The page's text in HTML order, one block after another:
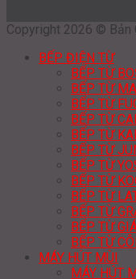
Copyright 2026 © Bản
BẾP ĐIỆN TỪ
BẾP TỪ
BẾP TỪ
BẾP TỪ
BẾP TỪ
BẾP TỪ
BẾP TỪ
BẾP TỪ
BẾP TỪ
BẾP TỪ
BẾP TỪ
BẾP TỪ
BẾP TỪ
MÁY HÚT MÙI
MÁY HÚT